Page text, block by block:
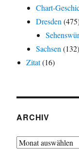
Chart-
Dresden
Sachsen (132)
Zitat(16)
ARCHIV
Archiv